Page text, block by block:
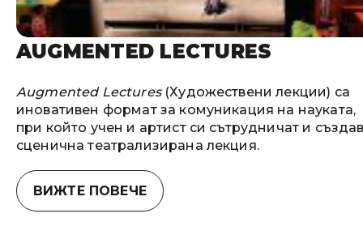
AUGMENTED LECTURES
Augmented Lectures(Художествени лекции) са
иновативен формат за комуникация на науката,
при който учен и артист си сътрудничат и
сценична театрализирана лекция.
ВИЖТЕ ПОВЕЧЕ